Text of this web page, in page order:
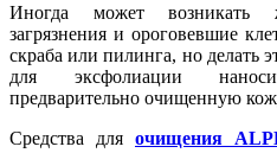
Иногда может возникать
загрязнения и ороговевшие
скраба или пилинга, но делать
для эксфолиации
предварительно очищенную
Средства для очищения